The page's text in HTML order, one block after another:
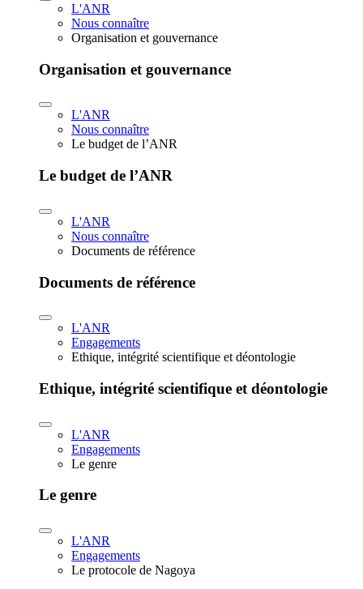
L'ANR
Nous connaître
Organisation et gouvernance
Organisation et gouvernance
L'ANR
Nous connaître
Le budget de l’ANR
Le budget de l’ANR
L'ANR
Nous connaître
Documents de référence
Documents de référence
L'ANR
Engagements
Ethique, intégrité scientifique et déontologie
Ethique, intégrité scientifique et déontologie
L'ANR
Engagements
Le genre
Le genre
L'ANR
Engagements
Le protocole de Nagoya